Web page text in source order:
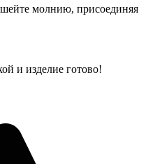
молнию, присоединяя
и изделие готово!